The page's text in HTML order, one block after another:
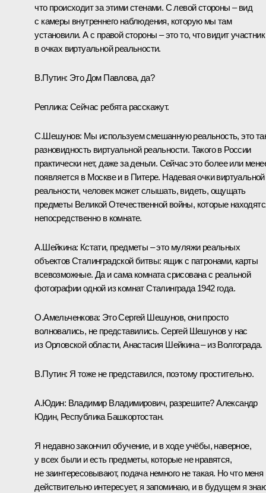
что происходит за этими стенами. С левой стороны – вид
с камеры внутреннего наблюдения, которую мы там
установили. А с правой стороны – это то, что видит участник
в очках виртуальной реальности.
В.Путин: Это Дом Павлова, да?
Реплика: Сейчас ребята расскажут.
С.Шешунов: Мы используем смешанную реальность, это
разновидность виртуальной реальности. Такого в России
практически нет, даже за деньги. Сейчас это более или
появляется в Москве и в Питере. Надевая очки виртуальной
реальности, человек может слышать, видеть, ощущать
предметы Великой Отечественной войны, которые
непосредственно в комнате.
А.Шейкина: Кстати, предметы – это муляжи реальных
объектов Сталинградской битвы: ящик с патронами, карты
всевозможные. Да и сама комната срисована с реальной
фотографии одной из комнат Сталинграда 1942 года.
О.Амельченкова: Это Сергей Шешунов, они просто
волновались, не представились. Сергей Шешунов у нас
из Орловской области, Анастасия Шейкина – из Волгограда.
В.Путин: Я тоже не представился, поэтому простительно.
А.Юдин: Владимир Владимирович, разрешите? Александр
Юдин, Республика Башкортостан.
Я недавно закончил обучение, и в ходе учёбы, наверное,
у всех были и есть предметы, которые не нравятся,
не заинтересовывают, подача немного не такая. Но что меня
действительно интересует, я запоминаю, и в будущем я